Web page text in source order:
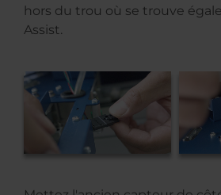
hors du trou où se trouve
Assist.